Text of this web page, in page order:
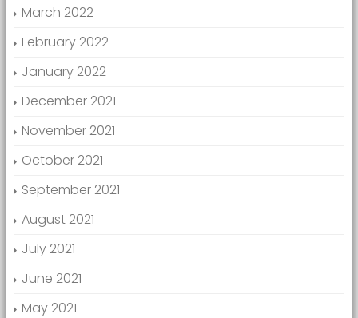
March 2022
February 2022
January 2022
December 2021
November 2021
October 2021
September 2021
August 2021
July 2021
June 2021
May 2021